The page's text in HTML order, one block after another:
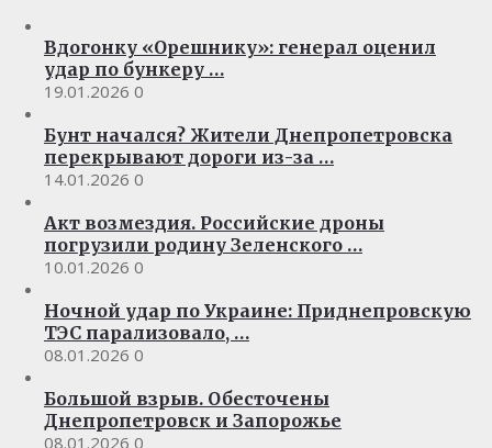
Вдогонку «Орешнику»: генерал оценил
удар по бункеру …
19.01.2026 0
Бунт начался? Жители Днепропетровска
перекрывают дороги из-за …
14.01.2026 0
Акт возмездия. Российские дроны
погрузили родину Зеленского …
10.01.2026 0
Ночной удар по Украине: Приднепровскую
ТЭС парализовало, …
08.01.2026 0
Большой взрыв. Обесточены
Днепропетровск и Запорожье
08.01.2026 0